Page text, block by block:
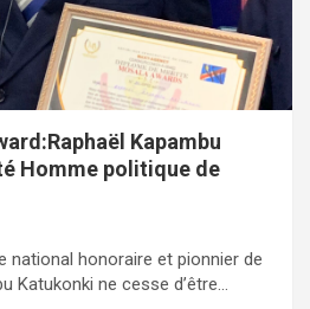
Kapambu
Homme politique de
national honoraire et pionnier de
Katukonki ne cesse d’être…